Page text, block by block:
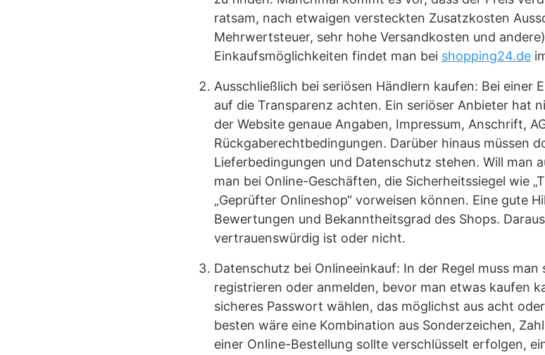
ratsam, nach etwaigen versteckten Zusatzkosten
Mehrwertsteuer, sehr hohe Versandkosten und
Einkaufsmöglichkeiten findet man bei shopping24.de
Ausschließlich bei seriösen Händlern kaufen: Bei einer
auf die Transparenz achten. Ein seriöser Anbieter hat
der Website genaue Angaben, Impressum, Anschrift,
Rückgaberechtbedingungen. Darüber hinaus müssen
Lieferbedingungen und Datenschutz stehen. Will man
man bei Online-Geschäften, die Sicherheitssiegel wie
„Geprüfter Onlineshop“ vorweisen können. Eine gute
Bewertungen und Bekanntheitsgrad des Shops.
vertrauenswürdig ist oder nicht.
Datenschutz bei Onlineeinkauf: In der Regel muss man
registrieren oder anmelden, bevor man etwas kaufen
sicheres Passwort wählen, das möglichst aus acht
besten wäre eine Kombination aus Sonderzeichen,
einer Online-Bestellung sollte verschlüsselt erfolgen,